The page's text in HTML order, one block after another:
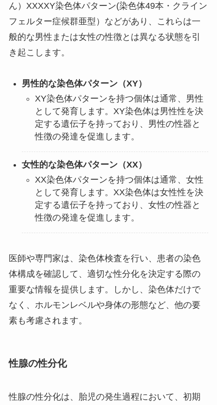
ん）XXXXY染色体パターン(染色体49本・クライン
フェルター症候群亜型）などがあり、これらは一
般的な男性または女性の性徴とは異なる状態を引
き起こします。
男性的な染色体パターン（XY）
XY染色体パターンを持つ個体は通常、男性
として発育します。XY染色体は男性性を決
定する遺伝子を持っており、男性の性器と
性徴の発達を促進します。
女性的な染色体パターン（XX）
XX染色体パターンを持つ個体は通常、女性
として発育します。XX染色体は女性性を決
定する遺伝子を持っており、女性の性器と
性徴の発達を促進します。
医師や専門家は、染色体検査を行い、患者の染色
体構成を確認して、適切な性分化を決定する際の
重要な情報を提供します。しかし、染色体だけで
なく、ホルモンレベルや身体の形態など、他の要
素も考慮されます。
性腺の性分化
性腺の性分化は、胎児の発生過程において、初期